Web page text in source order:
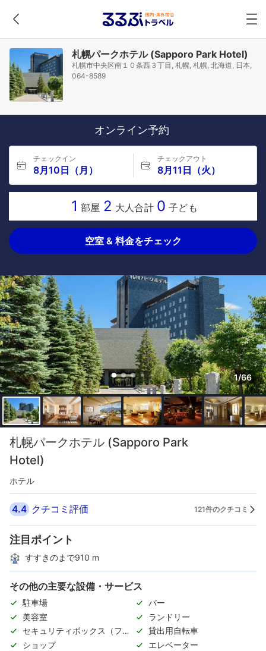
札幌パークホテル (Sapporo Park Hotel)
札幌市中央区南１０条西３丁目, 札幌, 札幌, 北海道, 日本,
064-8589
オンライン予約
チェックイン
8月10日（月）
チェックアウト
8月11日（火）
1 部屋 2 大人合計 0 子ども
空室 & 料金をチェック
1/66
札幌パークホテル (Sapporo Park
Hotel)
ホテル
4.4 クチコミ評価 121件のクチコミ
注目ポイント
すすきのまで910 m
その他の主要な設備・サービス
駐車場
バー
美容室
ランドリー
セキュリティボックス（フロ
ント）
貸出用自転車
ショップ
エレベーター